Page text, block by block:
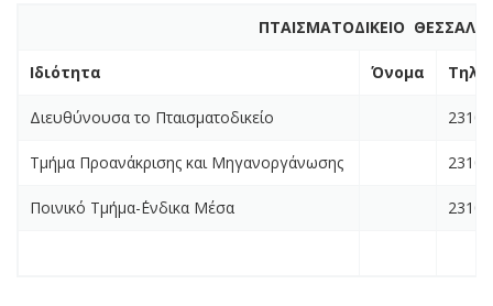
ΠΤΑΙΣΜΑΤΟΔΙΚΕΙΟ
Ιδιότητα Όνομα
Διευθύνουσα το Πταισματοδικείο 2310
Τμήμα Προανάκρισης και Μηγανοργάνωσης 2310
Ποινικό Τμήμα-΄Ενδικα Μέσα 2310